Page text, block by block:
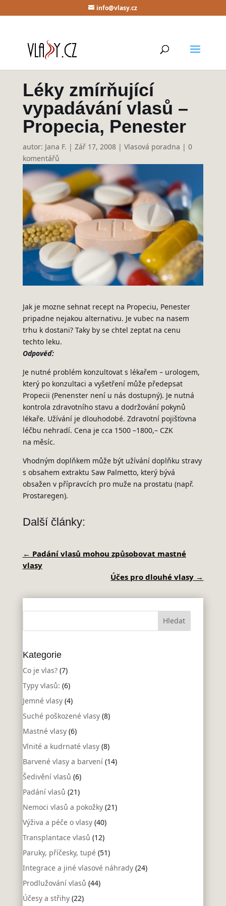
info@vlasy.cz
Léky zmírňující
vypadávání vlasů –
Propecia, Penester
autor: Jana F. | Zář 17, 2008| Vlasová poradna | 0
komentářů
Jak je mozne sehnat recept na Propeciu, Penester
pripadne nejakou alternativu. Je vubec na nasem
trhu k dostani? Taky by se chtel zeptat na cenu
techto leku.
Odpověď:
Je nutné problém konzultovat s lékařem – urologem,
který po konzultaci a vyšetření může předepsat
Propecii (Penenster není u nás dostupný). Je nutná
kontrola zdravotního stavu a dodržování pokynů
lékaře. Užívání je dlouhodobé. Zdravotní pojišťovna
léčbu nehradí. Cena je cca 1500 –1800,– CZK
na měsíc.
Vhodným doplňkem může být užívání doplňku stravy
s obsahem extraktu Saw Palmetto, který bývá
obsažen v přípravcích pro muže na prostatu (např.
Prostaregen).
Další články:
← Padání vlasů mohou způsobovat mastné
vlasy
Účes pro dlouhé vlasy →
Kategorie
Co je vlas?(7)
Typy vlasů: (6)
Jemné vlasy(4)
Suché poškozené vlasy(8)
Mastné vlasy(6)
Vlnité a kudrnaté vlasy(8)
Barvené vlasy a barvení(14)
Šedivění vlasů (6)
Padání vlasů (21)
Nemoci vlasů a pokožky(21)
Výživa a péče o vlasy(40)
Transplantace vlasů (12)
Paruky, příčesky, tupé(51)
Integrace a jiné vlasové náhrady(24)
Prodlužování vlasů (44)
Účesy a střihy(22)